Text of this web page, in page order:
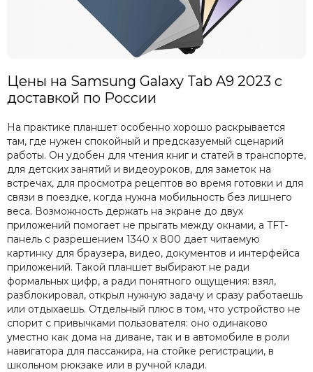
Цены на Samsung Galaxy Tab A9 2023 с
доставкой по России
На практике планшет особенно хорошо раскрывается
там, где нужен спокойный и предсказуемый сценарий
работы. Он удобен для чтения книг и статей в транспорте,
для детских занятий и видеоуроков, для заметок на
встречах, для просмотра рецептов во время готовки и для
связи в поездке, когда нужна мобильность без лишнего
веса. Возможность держать на экране до двух
приложений помогает не прыгать между окнами, а TFT-
панель с разрешением 1340 x 800 дает читаемую
картинку для браузера, видео, документов и интерфейса
приложений. Такой планшет выбирают не ради
формальных цифр, а ради понятного ощущения: взял,
разблокировал, открыл нужную задачу и сразу работаешь
или отдыхаешь. Отдельный плюс в том, что устройство не
спорит с привычками пользователя: оно одинаково
уместно как дома на диване, так и в автомобиле в роли
навигатора для пассажира, на стойке регистрации, в
школьном рюкзаке или в ручной клади.